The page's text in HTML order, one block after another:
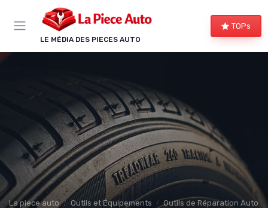
LE MÉDIA DES PIECES AUTO
TOPs
La piece auto Outils et Équipements Outils de Réparation Auto
Panneau de gestion des cookies